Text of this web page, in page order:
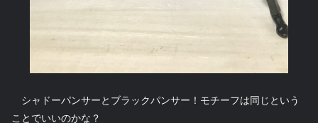
シャドーパンサーとブラックパンサー！モチーフは同じという
ことでいいのかな？